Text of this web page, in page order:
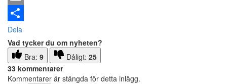
Email
Dela
Vad tycker du om nyheten?
Bra: 9 Dåligt: 25
33 kommentarer
Kommentarer är stängda för detta inlägg.